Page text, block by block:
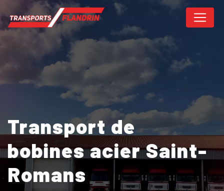
Transport de
bobines acier Saint-
Romans
Panneau de gestion des cookies